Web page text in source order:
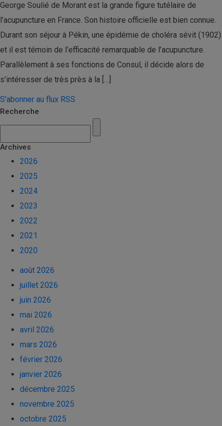
George Soulié de Morant est la grande figure tutélaire de
l’acupuncture en France. Son histoire officielle est bien connue.
Durant son séjour à Pékin, une épidémie de choléra sévit (1902)
et il est témoin de l’efficacité remarquable de l’acupuncture.
Parallèlement à ses fonctions de Consul, il décide alors de
s’intéresser de très près à la […]
S'abonner au flux RSS
Recherche
Archives
2026
2025
2024
2023
2022
2021
2020
août 2026
juillet 2026
juin 2026
mai 2026
avril 2026
mars 2026
février 2026
janvier 2026
décembre 2025
novembre 2025
octobre 2025